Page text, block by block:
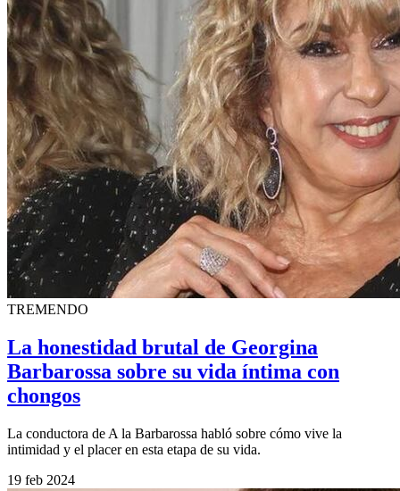
TREMENDO
La honestidad brutal de Georgina
Barbarossa sobre su vida íntima con
chongos
La conductora de A la Barbarossa habló sobre cómo vive la
intimidad y el placer en esta etapa de su vida.
19 feb 2024